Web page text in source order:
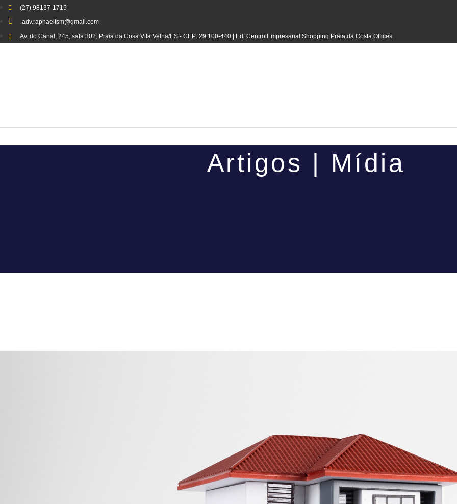
(27) 98137-1715
adv.raphaeltsm@gmail.com
Av. do Canal, 245, sala 302, Praia da Cosa Vila Velha/ES - CEP: 29.100-440 | Ed. Centro Empresarial Shopping Praia da Costa Offices
Artigos | Mídia